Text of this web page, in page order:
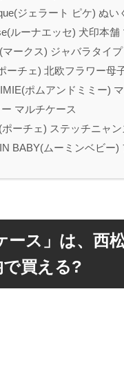
ジェラート ピケ) ぬい
ルーナエッセ) 犬印本
マークス) ジャバラタイ
ーチェ) 北欧フラワー母
ポムアンドミミー)
マルチケース
ポーチェ) ステッチニャ
BABY(ムーミンベビー
ース」は、
で買える?